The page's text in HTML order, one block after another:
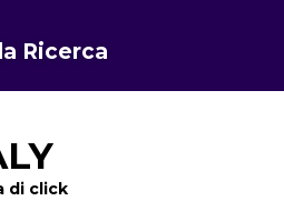
Ricerca
di click